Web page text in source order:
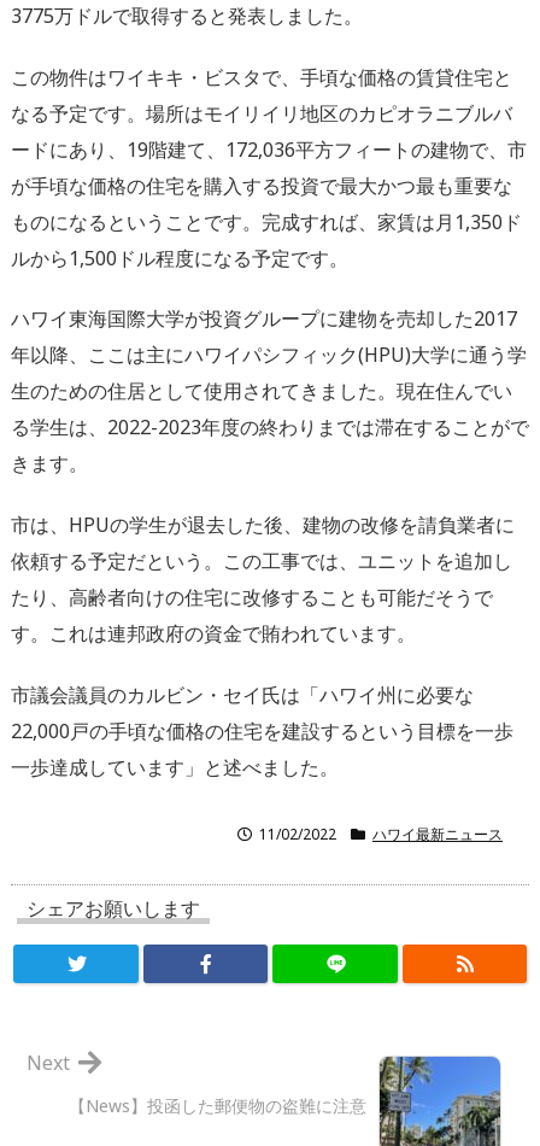
3775万ドルで取得すると発表しました。
この物件はワイキキ・ビスタで、手頃な価格の賃貸住宅と
なる予定です。場所はモイリイリ地区のカピオラニブルバ
ードにあり、19階建て、172,036平方フィートの建物で、市
が手頃な価格の住宅を購入する投資で最大かつ最も重要な
ものになるということです。完成すれば、家賃は月1,350ド
ルから1,500ドル程度になる予定です。
ハワイ東海国際大学が投資グループに建物を売却した2017
年以降、ここは主にハワイパシフィック(HPU)大学に通う学
生のための住居として使用されてきました。現在住んでい
る学生は、2022-2023年度の終わりまでは滞在することがで
きます。
市は、HPUの学生が退去した後、建物の改修を請負業者に
依頼する予定だという。この工事では、ユニットを追加し
たり、高齢者向けの住宅に改修することも可能だそうで
す。これは連邦政府の資金で賄われています。
市議会議員のカルビン・セイ氏は「ハワイ州に必要な
22,000戸の手頃な価格の住宅を建設するという目標を一歩
一歩達成しています」と述べました。
11/02/2022 ハワイ最新ニュース
シェアお願いします
【News】投函した郵便物の盗難に注意
Next